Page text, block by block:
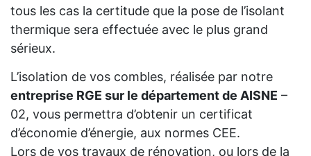
tous les cas la certitude que la pose de l’isolant
thermique sera effectuée avec le plus grand
sérieux.
L’isolation de vos combles, réalisée par notre
entreprise RGE sur le département de AISNE –
02, vous permettra d’obtenir un certificat
d’économie d’énergie, aux normes CEE.
Lors de vos travaux de rénovation, ou lors de la